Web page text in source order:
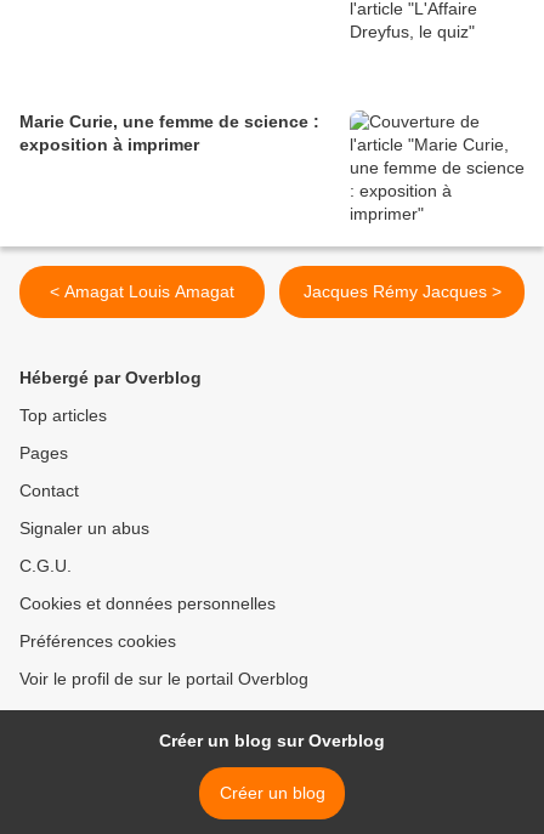
Marie Curie, une femme de science :
exposition à imprimer
< Amagat Louis Amagat Jacques Rémy Jacques >
Hébergé par Overblog
Top articles
Pages
Contact
Signaler un abus
C.G.U.
Cookies et données personnelles
Préférences cookies
Voir le profil de sur le portail Overblog
Créer un blog sur Overblog
Créer un blog